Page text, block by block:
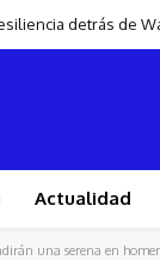
detrás de
Actualidad
una serena en